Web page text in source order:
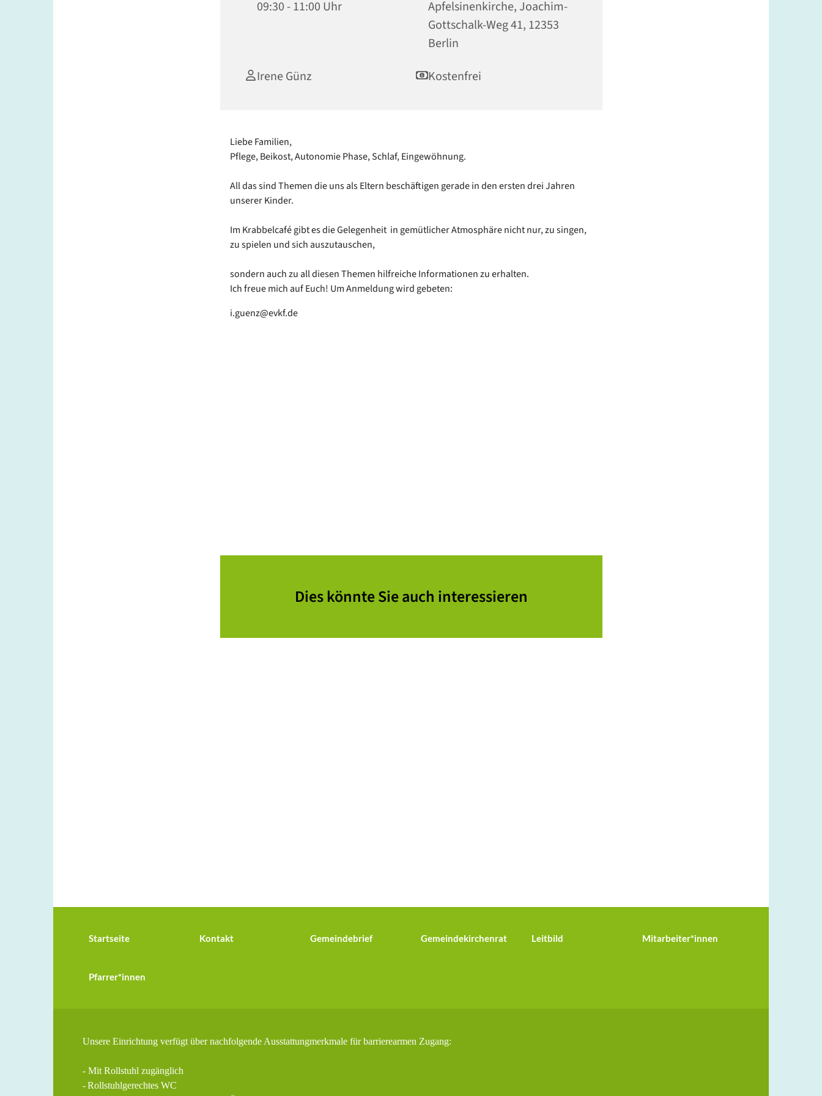
09:30 - 11:00 Uhr
Apfelsinenkirche, Joachim-
Gottschalk-Weg 41, 12353
Berlin
Irene Günz
Kostenfrei
Liebe Familien,
Pflege, Beikost, Autonomie Phase, Schlaf, Eingewöhnung.
All das sind Themen die uns als Eltern beschäftigen gerade in den ersten drei Jahren
unserer Kinder.
Im Krabbelcafé gibt es die Gelegenheit in gemütlicher Atmosphäre nicht nur, zu singen,
zu spielen und sich auszutauschen,
sondern auch zu all diesen Themen hilfreiche Informationen zu erhalten.
Ich freue mich auf Euch! Um Anmeldung wird gebeten:
i.guenz@evkf.de
Dies könnte Sie auch interessieren
Startseite Kontakt Gemeindebrief Gemeindekirchenrat Leitbild Mitarbeiter*innen
Pfarrer*innen
Unsere Einrichtung verfügt über nachfolgende Ausstattungmerkmale für barrierearmen Zugang:
- Mit Rollstuhl zugänglich
-Rollstuhlgerechtes WC